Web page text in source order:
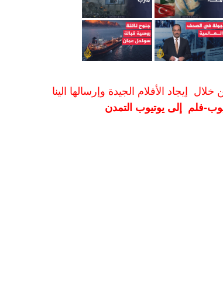
إيجاد الأفلام الجيدة وإرسالها الينا
فلم إلى يوتيوب التمدن